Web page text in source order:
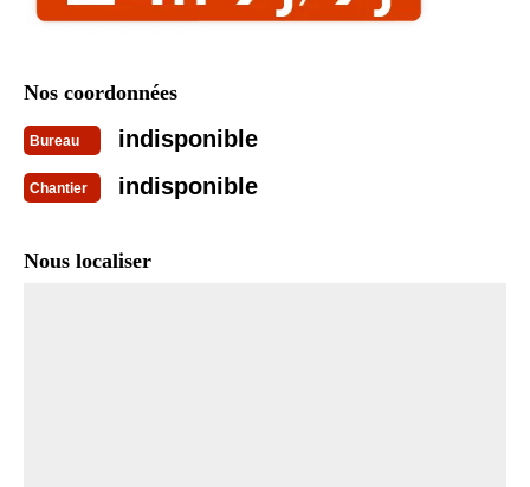
Nos coordonnées
Bureau indisponible
Chantier indisponible
Nous localiser